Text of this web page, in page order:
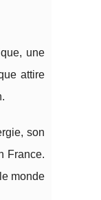
une
attire
son
France.
monde